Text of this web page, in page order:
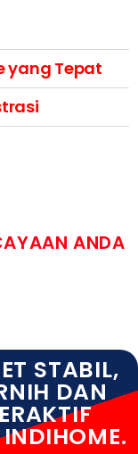
yang Tepat
ANDA
STABIL,
DAN
INDIHOME.